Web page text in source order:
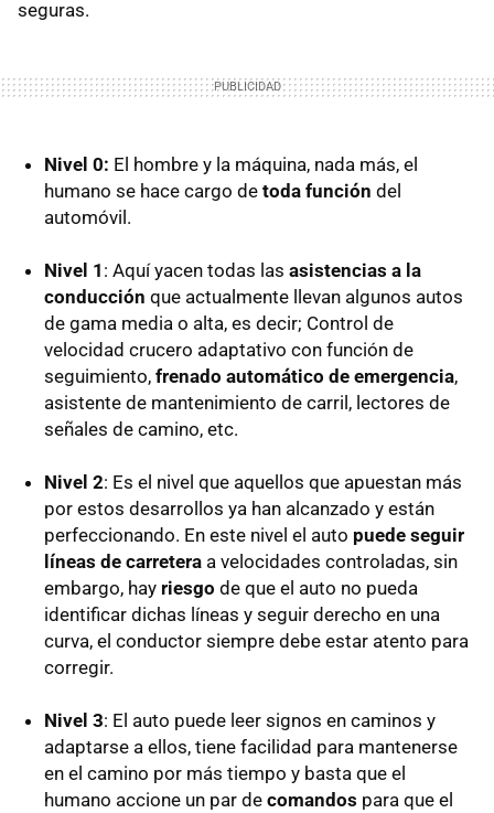
seguras.
Nivel 0: El hombre y la máquina, nada más, el
humano se hace cargo de toda función del
automóvil.
Nivel 1 : Aquí yacen todas las asistencias a la
conducción que actualmente llevan algunos autos
de gama media o alta, es decir; Control de
velocidad crucero adaptativo con función de
seguimiento, frenado automático de emergencia,
asistente de mantenimiento de carril, lectores de
señales de camino, etc.
Nivel 2: Es el nivel que aquellos que apuestan más
por estos desarrollos ya han alcanzado y están
perfeccionando. En este nivel el auto puede seguir
líneas de carretera a velocidades controladas, sin
embargo, hay riesgo de que el auto no pueda
identificar dichas líneas y seguir derecho en una
curva, el conductor siempre debe estar atento para
corregir.
Nivel 3: El auto puede leer signos en caminos y
adaptarse a ellos, tiene facilidad para mantenerse
en el camino por más tiempo y basta que el
humano accione un par de comandos para que el